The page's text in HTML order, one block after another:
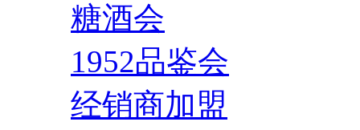
糖酒会
1952品鉴会
经销商加盟